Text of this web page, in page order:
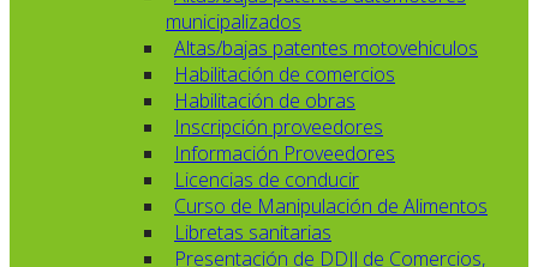
municipalizados
Altas/bajas patentes motovehiculos
Habilitación de comercios
Habilitación de obras
Inscripción proveedores
Información Proveedores
Licencias de conducir
Curso de Manipulación de Alimentos
Libretas sanitarias
Presentación de DDJJ de Comercios,